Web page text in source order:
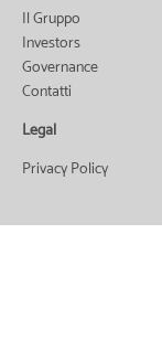
Il Gruppo
Investors
Governance
Contatti
Legal
Privacy Policy